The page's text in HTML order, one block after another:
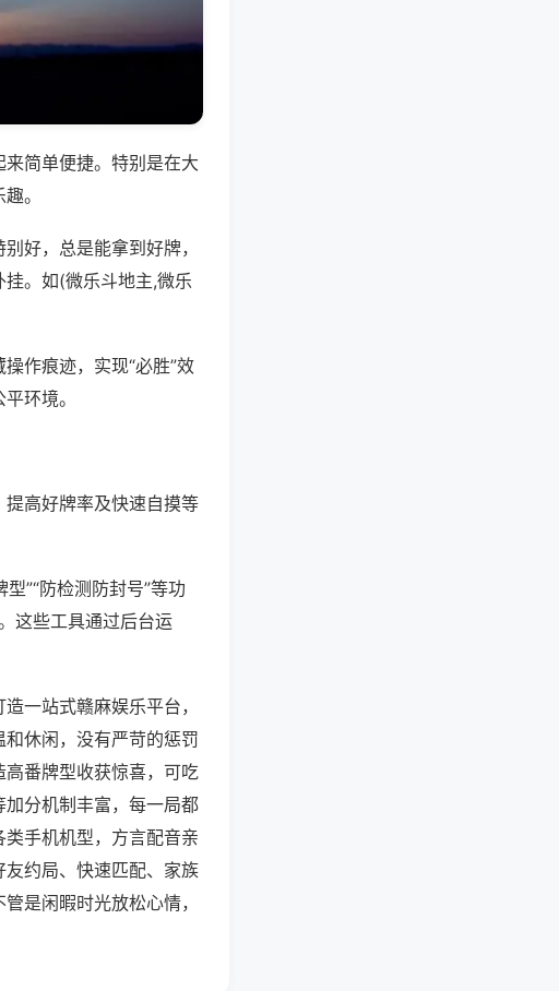
简单便捷。特别是在大
。
好，总是能拿到好牌，
。如(微乐斗地主,微乐
作痕迹，实现“必胜”效
环境。
高好牌率及快速自摸等
”“防检测防封号”等功
这些工具通过后台运
一站式赣麻娱乐平台，
休闲，没有严苛的惩罚
番牌型收获惊喜，可吃
分机制丰富，每一局都
手机机型，方言配音亲
约局、快速匹配、家族
是闲暇时光放松心情，